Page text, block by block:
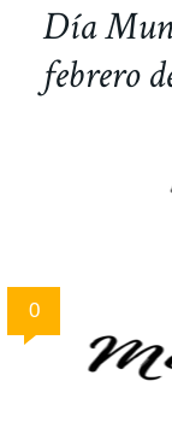
Día
febrero
0